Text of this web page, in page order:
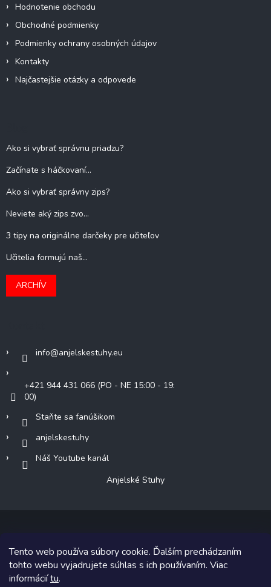
Tento web používa súbory cookie. Ďalším prechádzaním
tohto webu vyjadrujete súhlas s ich používaním. Viac
informáciítu.
Hodnotenie obchodu
Obchodné podmienky
Podmienky ochrany osobných údajov
Kontakty
Najčastejšie otázky a odpovede
Ako si vybrať správnu priadzu?
Začínate s háčkovaní...
Ako si vybrať správny zips?
Neviete aký zips zvo...
3 tipy na originálne darčeky pre učiteľov
Učitelia formujú naš...
ARCHÍV
info@anjelskestuhy.eu
+421 944 431 066 (PO - NE 15:00 - 19:
00)
Staňte sa fanúšikom
anjelskestuhy
Náš Youtube kanál
Anjelské Stuhy
Copyright 2026Anjelské Stuhy. Všetky práva vyhradené.
Grafický návrh vytvoril a na Shoptet implementoval